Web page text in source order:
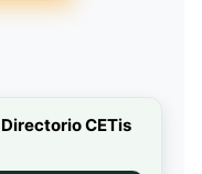
Directorio CETis